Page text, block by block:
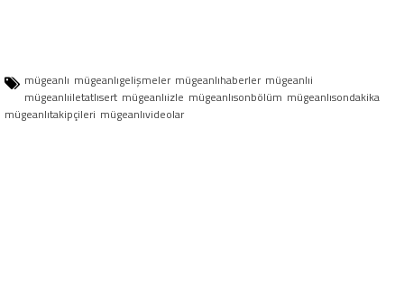
mügeanlı mügeanlıgelişmeler mügeanlıhaberler mügeanlıi
mügeanlıiletatlısert mügeanlıizle mügeanlısonbölüm mügeanlısondakika
mügeanlıtakipçileri mügeanlıvideolar